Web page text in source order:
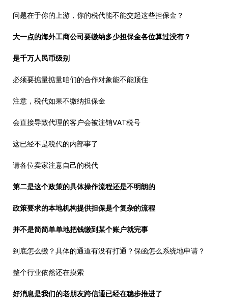
问题在于你的上游，你的税代能不能交起这些担保金？
大一点的海外工商公司要缴纳多少担保金各位算过没有？
是千万人民币级别
必须要掂量掂量咱们的合作对象能不能顶住
注意，税代如果不缴纳担保金
会直接导致代理的客户会被注销VAT税号
这已经不是税代的内部事了
请各位卖家注意自己的税代
第二是这个政策的具体操作流程还是不明朗的
政策要求的本地机构提供担保是个复杂的流程
并不是简简单单地把钱缴到某个账户就完事
到底怎么缴？具体的通道有没有打通？保函怎么系统地申请？
整个行业依然还在摸索
好消息是我们的老朋友跨信通已经在稳步推进了